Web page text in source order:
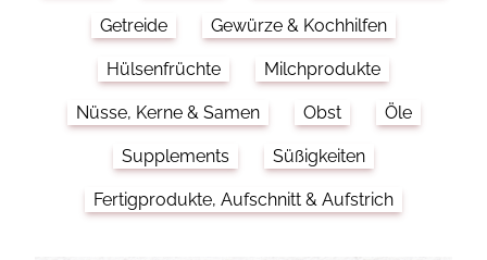
Getreide Gewürze & Kochhilfen
Hülsenfrüchte Milchprodukte
Nüsse, Kerne & Samen Obst Öle
Supplements Süßigkeiten
Fertigprodukte, Aufschnitt & Aufstrich